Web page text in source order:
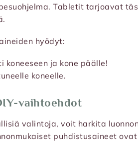
Tabletit tarjoavat
hyödyt:
ja kone päälle!
koneelle.
vaihtoehdot
valintoja, voit harkita
puhdistusaineet